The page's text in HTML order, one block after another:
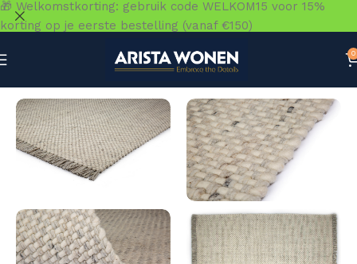
0
🎁 Welkomstkorting: gebruik code WELKOM15 voor 15%
korting op je eerste bestelling (vanaf €150)